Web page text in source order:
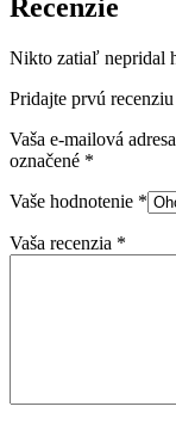
Recenzie
Nikto zatiaľ nepridal
Pridajte prvú
Vaša e-mailová
označené *
Vaše hodnotenie *
Vaša recenzia *